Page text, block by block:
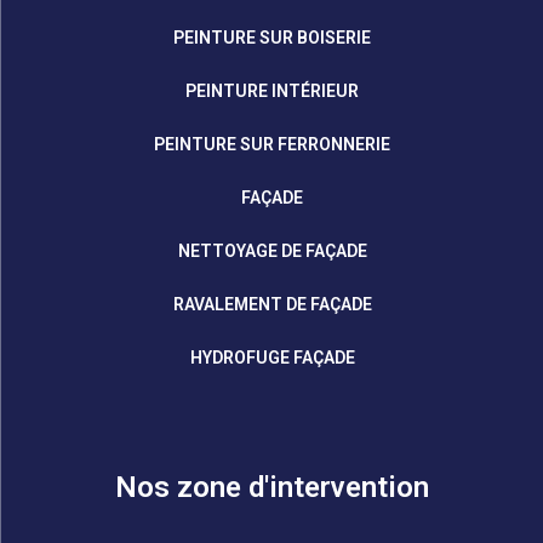
PEINTURE SUR BOISERIE
PEINTURE INTÉRIEUR
PEINTURE SUR FERRONNERIE
FAÇADE
NETTOYAGE DE FAÇADE
RAVALEMENT DE FAÇADE
HYDROFUGE FAÇADE
Nos zone d'intervention